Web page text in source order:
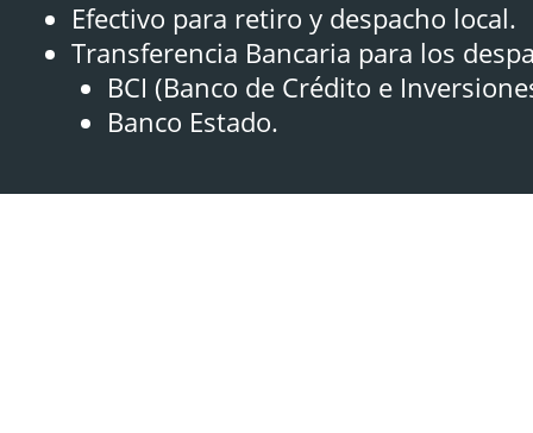
Efectivo para retiro y despacho local.
Transferencia Bancaria para los
BCI (Banco de Crédito e
Banco Estado.